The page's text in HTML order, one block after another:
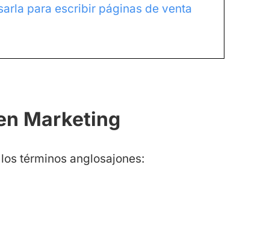
para escribir páginas de venta
Marketing
términos anglosajones: